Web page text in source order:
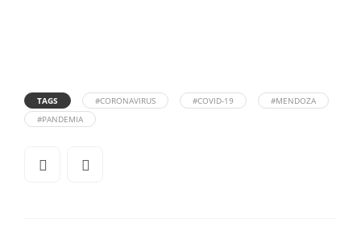
TAGS #CORONAVIRUS #COVID-19
#MENDOZA
#PANDEMIA